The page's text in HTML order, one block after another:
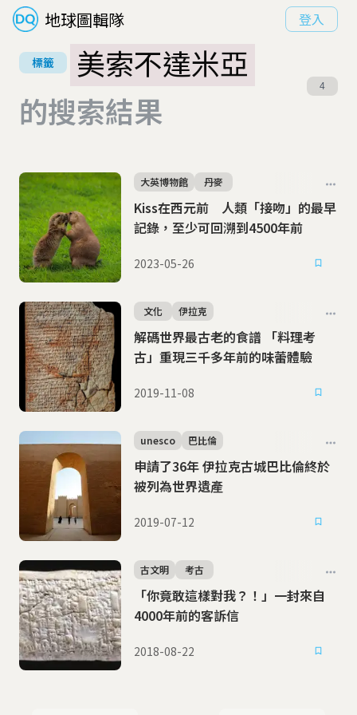
地球圖輯隊 登入
標籤
美索不達米亞
的搜索結果
4
Kiss在西元前 人類「接吻」的最早
記錄，至少可回溯到4500年前
大英博物館 丹麥
2023-05-26
解碼世界最古老的食譜 「料理考
古」重現三千多年前的味蕾體驗
文化 伊拉克
2019-11-08
申請了36年 伊拉克古城巴比倫終於
被列為世界遺產
unesco 巴比倫
2019-07-12
「你竟敢這樣對我？！」一封來自
4000年前的客訴信
古文明 考古
2018-08-22